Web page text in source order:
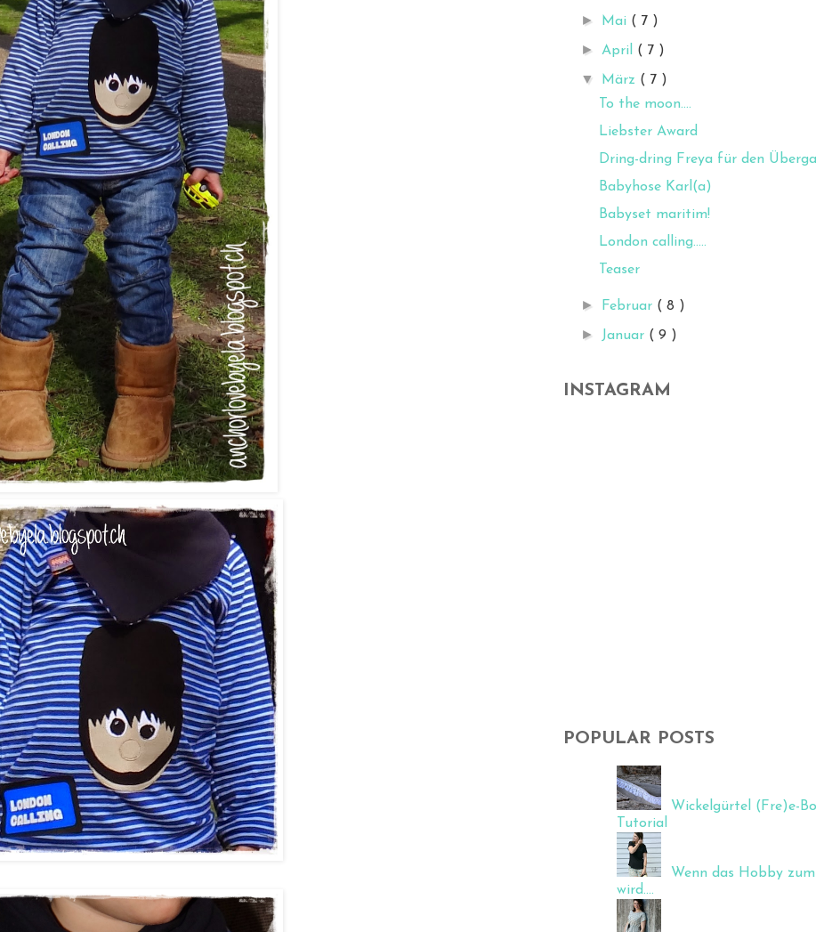
► Mai ( 7 )
► April ( 7 )
▼ März ( 7 )
To the moon....
Liebster Award
Dring-dring Freya für den
Babyhose Karl(a)
Babyset maritim!
London calling.....
Teaser
► Februar ( 8 )
► Januar ( 9 )
INSTAGRAM
POPULAR POSTS
Wickelgürtel (Fre)e-
Tutorial
Wenn das Hobby
wird....